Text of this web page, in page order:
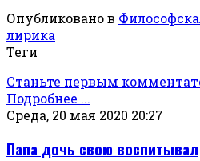
Опубликовано в
лирика
Теги
Станьте первым
Подробнее ...
Среда, 20 мая 2020 20:27
Папа дочь свою воспитывал